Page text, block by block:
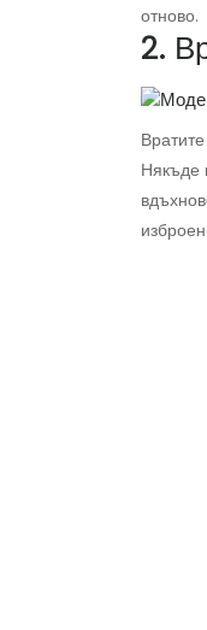
отново.
2.
Някъде